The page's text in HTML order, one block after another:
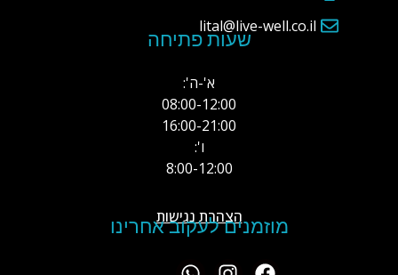
lital@live-well.co.il
שעות פתיחה
א'-ה':
08:00-12:00
16:00-21:00
ו':
8:00-12:00
הצהרת נגישות
מוזמנים לעקוב אחרינו